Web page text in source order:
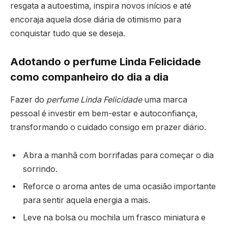
resgata a autoestima, inspira novos inícios e até
encoraja aquela dose diária de otimismo para
conquistar tudo que se deseja.
Adotando o perfume Linda Felicidade
como companheiro do dia a dia
Fazer do perfume Linda Felicidadeuma marca
pessoal é investir em bem-estar e autoconfiança,
transformando o cuidado consigo em prazer diário.
Abra a manhã com borrifadas para começar o dia
sorrindo.
Reforce o aroma antes de uma ocasião importante
para sentir aquela energia a mais.
Leve na bolsa ou mochila um frasco miniatura e